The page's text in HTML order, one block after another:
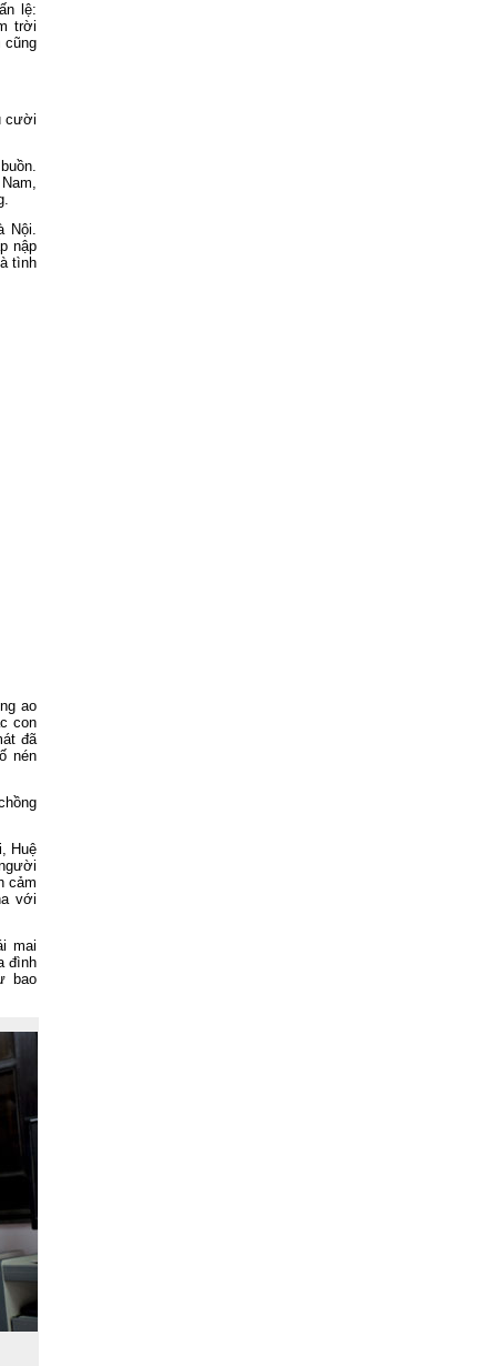
lệ:
trời
cũng
cười
Nội.
nập
tình
ao
con
đã
nén
Huệ
cảm
với
mai
đình
bao